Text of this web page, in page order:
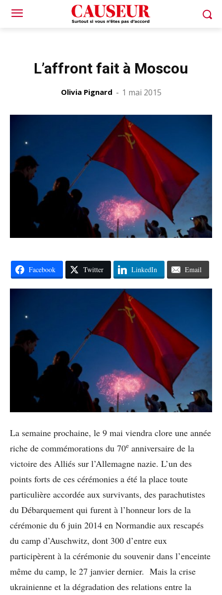
L’affront fait à Moscou
Olivia Pignard - 1 mai 2015
Facebook Twitter LinkedIn Email
La semaine prochaine, le 9 mai viendra clore une année
riche de commémorations du 70e anniversaire de la
victoire des Alliés sur l’Allemagne nazie. L’un des
points forts de ces cérémonies a été la place toute
particulière accordée aux survivants, des parachutistes
du Débarquement qui furent à l’honneur lors de la
cérémonie du 6 juin 2014 en Normandie aux rescapés
du camp d’Auschwitz, dont 300 d’entre eux
participèrent à la cérémonie du souvenir dans l’enceinte
même du camp, le 27 janvier dernier. Mais la crise
ukrainienne et la dégradation des relations entre la